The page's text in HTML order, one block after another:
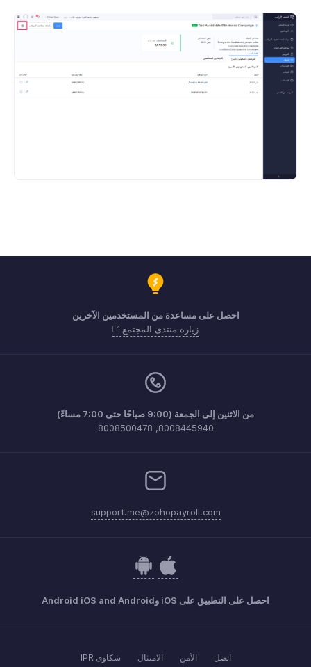
احصل على مساعدة من المستخدمين الآخرين
زيارة منتدى المجتمع
من الاثنين إلى الجمعة (9:00 صباحًا حتى 7:00 مساءً)
8008445940, 8008500478
support.me@zohopayroll.com
احصل على التطبيق على iOS وAndroid iOS and Android
اتصل الأمن الامتثال شكاوى IPR